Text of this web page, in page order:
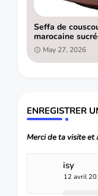
Seffa de
marocaine
May 27, 2026
ENREGISTRER
Merci de ta visite et
isy
12 avril